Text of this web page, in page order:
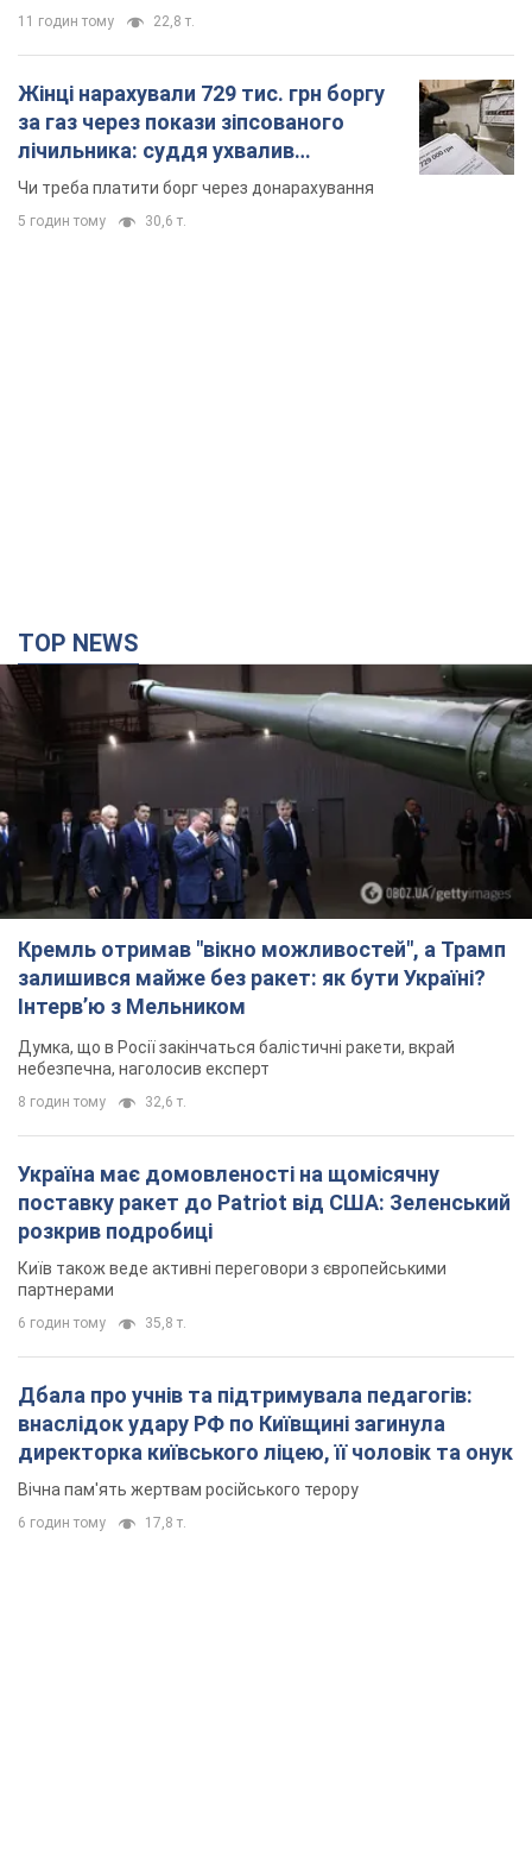
11 годин тому 22,8 т.
Жінці нарахували 729 тис. грн боргу
за газ через покази зіпсованого
лічильника: суддя ухвалив
неочікуване рішення
Чи треба платити борг через донарахування
5 годин тому 30,6 т.
TOP NEWS
Кремль отримав "вікно можливостей", а Трамп
залишився майже без ракет: як бути Україні?
Інтерв’ю з Мельником
Думка, що в Росії закінчаться балістичні ракети, вкрай
небезпечна, наголосив експерт
8 годин тому 32,6 т.
Україна має домовленості на щомісячну
поставку ракет до Patriot від США: Зеленський
розкрив подробиці
Київ також веде активні переговори з європейськими
партнерами
6 годин тому 35,8 т.
Дбала про учнів та підтримувала педагогів:
внаслідок удару РФ по Київщині загинула
директорка київського ліцею, її чоловік та онук
Вічна пам'ять жертвам російського терору
6 годин тому 17,8 т.